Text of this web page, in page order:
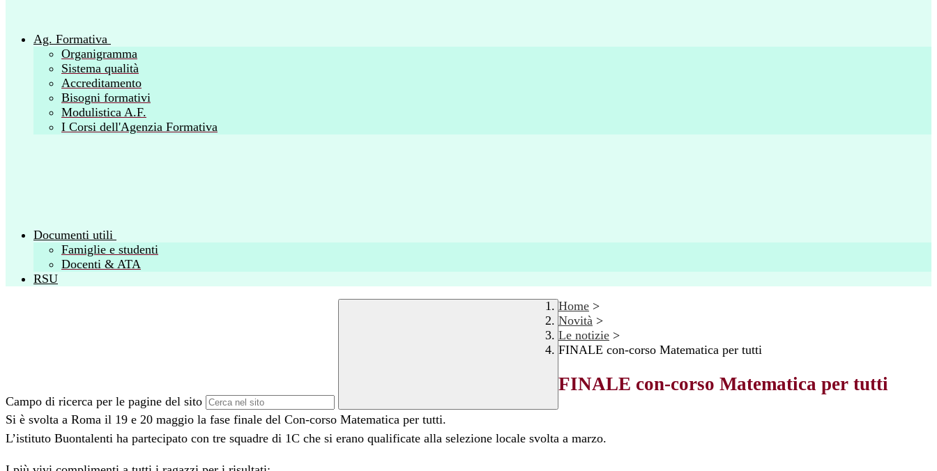
Ag. Formativa
Organigramma
Sistema qualità
Accreditamento
Bisogni formativi
Modulistica A.F.
I Corsi dell'Agenzia Formativa
Documenti utili
Famiglie e studenti
Docenti & ATA
RSU
Campo di ricerca per le pagine del sito
Home >
Novità >
Le notizie >
FINALE con-corso Matematica per tutti
FINALE con-corso Matematica per tutti
Si è svolta a Roma il 19 e 20 maggio la fase finale del Con-corso Matematica per tutti.
L’istituto Buontalenti ha partecipato con tre squadre di 1C che si erano qualificate alla selezione locale svolta a marzo.